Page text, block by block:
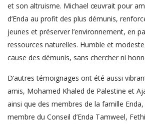
et son altruisme. Michael œuvrait pour
d’Enda au profit des plus démunis,
jeunes et préserver l’environnement, en
ressources naturelles. Humble et
cause des démunis, sans chercher ni
D’autres témoignages ont été aussi
amis, Mohamed Khaled de Palestine et
ainsi que des membres de la famille
membre du Conseil d’Enda Tamweel,